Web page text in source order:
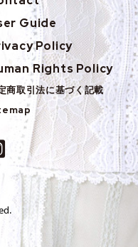
Guide
Policy
Rights Policy
商取引法に基づく記載